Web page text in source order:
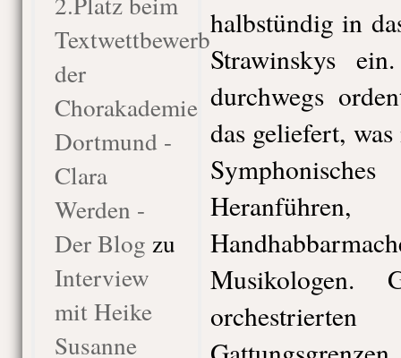
Textwettbewerb
der
Chorakademie
Dortmund -
Clara
Werden -
Der Blog zu
Interview
mit Heike
Susanne
halbstündig in
Strawinskys
durchwegs
das geliefert,
Musikologen.